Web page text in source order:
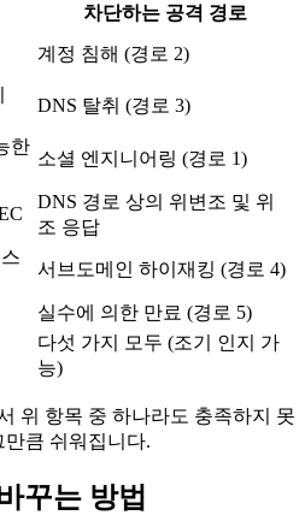
차단하는 공격 경로
계정 침해 (경로 2)
DNS 탈취 (경로 3)
한
소셜 엔지니어링 (경로 1)
DNS 경로 상의 위변조 및 위
조 응답
서브도메인 하이재킹 (경로 4)
실수에 의한 만료 (경로 5)
다섯 가지 모두 (조기 인지 가
능)
위 항목 중 하나라도 충족하지 못
큼 쉬워집니다.
꾸는 방법